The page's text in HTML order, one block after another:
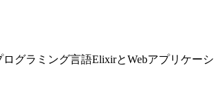
グラミング言語ElixirとWebアプリケー